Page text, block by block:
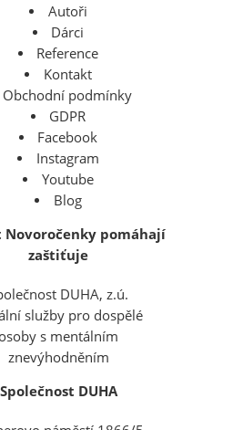
Autoři
Dárci
Reference
Kontakt
Obchodní podmínky
GDPR
Facebook
Instagram
Youtube
Blog
Novoročenky pomáhají
zaštiťuje
DUHA, z.ú.
služby pro dospělé
osoby s mentálním
znevýhodněním
Společnost DUHA